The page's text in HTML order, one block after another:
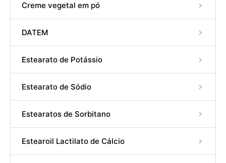
Creme vegetal em pó
DATEM
Estearato de Potássio
Estearato de Sódio
Estearatos de Sorbitano
Estearoil Lactilato de Cálcio